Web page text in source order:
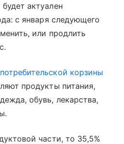
актуален
с января следующего
или продлить
потребительской корзины
продукты питания,
обувь, лекарства,
части, то 35,5%